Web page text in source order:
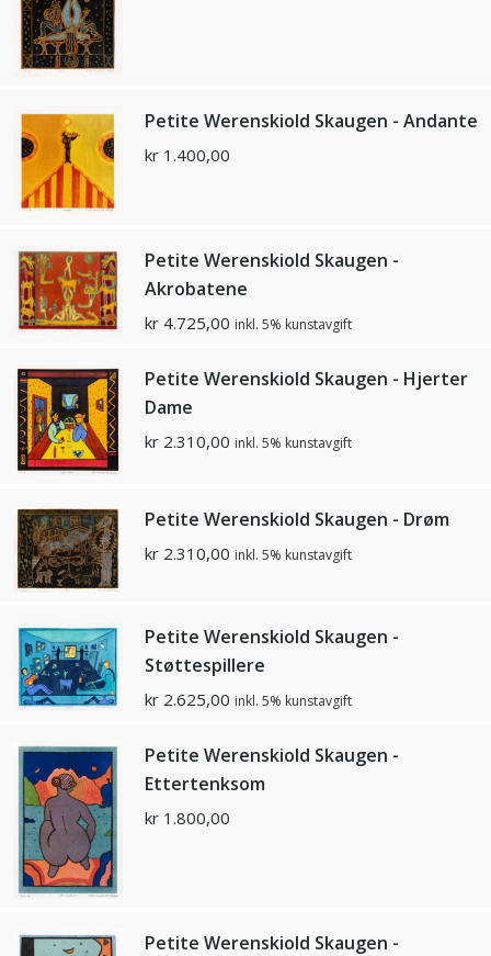
Petite Werenskiold Skaugen - Andante
kr 1.400,00
Petite Werenskiold Skaugen -
Akrobatene
kr 4.725,00 inkl. 5% kunstavgift
Petite Werenskiold Skaugen - Hjerter
Dame
kr 2.310,00 inkl. 5% kunstavgift
Petite Werenskiold Skaugen - Drøm
kr 2.310,00 inkl. 5% kunstavgift
Petite Werenskiold Skaugen -
Støttespillere
kr 2.625,00 inkl. 5% kunstavgift
Petite Werenskiold Skaugen -
Ettertenksom
kr 1.800,00
Petite Werenskiold Skaugen -